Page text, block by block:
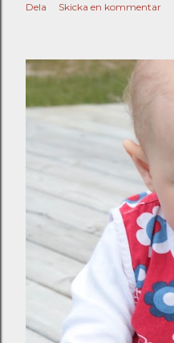
Dela Skicka en kommentar